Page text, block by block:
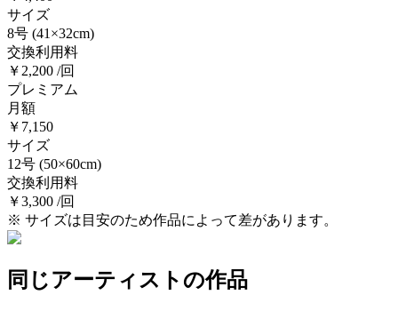
サイズ
8号 (41×32cm)
交換利用料
￥2,200 /回
プレミアム
月額
￥7,150
サイズ
12号 (50×60cm)
交換利用料
￥3,300 /回
※ サイズは目安のため作品によって差があります。
同じアーティストの作品